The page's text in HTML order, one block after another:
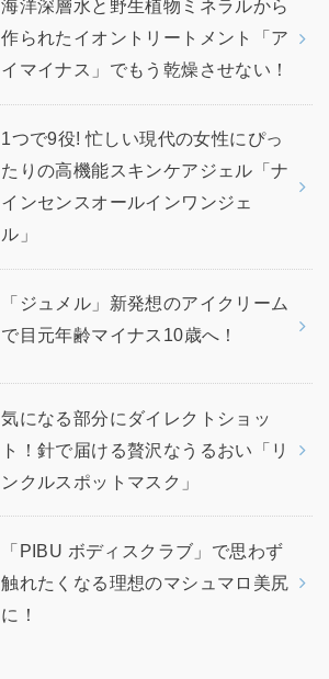
海洋深層水と野生植物ミネラルから
作られたイオントリートメント「ア
イマイナス」でもう乾燥させない！
1つで9役! 忙しい現代の女性にぴっ
たりの高機能スキンケアジェル「ナ
インセンスオールインワンジェ
ル」
「ジュメル」新発想のアイクリーム
で目元年齢マイナス10歳へ！
気になる部分にダイレクトショッ
ト！針で届ける贅沢なうるおい「リ
ンクルスポットマスク」
「PIBU ボディスクラブ」で思わず
触れたくなる理想のマシュマロ美尻
に！